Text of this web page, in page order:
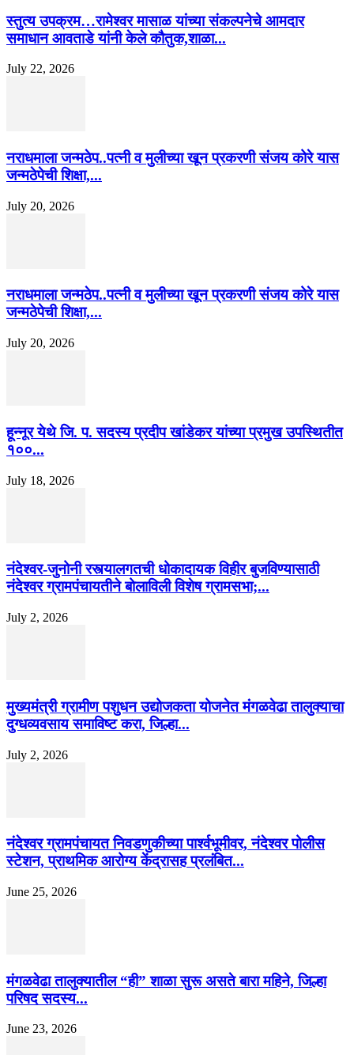
स्तुत्य उपक्रम…रामेश्वर मासाळ यांच्या संकल्पनेचे आमदार
समाधान आवताडे यांनी केले कौतुक,शाळा...
July 22, 2026
नराधमाला जन्मठेप..पत्नी व मुलीच्या खून प्रकरणी संजय कोरे यास
जन्मठेपेची शिक्षा,...
July 20, 2026
नराधमाला जन्मठेप..पत्नी व मुलीच्या खून प्रकरणी संजय कोरे यास
जन्मठेपेची शिक्षा,...
July 20, 2026
हून्नूर येथे जि. प. सदस्य प्रदीप खांडेकर यांच्या प्रमुख उपस्थितीत
१००...
July 18, 2026
नंदेश्वर-जुनोनी रस्त्यालगतची धोकादायक विहीर बुजविण्यासाठी
नंदेश्वर ग्रामपंचायतीने बोलाविली विशेष ग्रामसभा;...
July 2, 2026
मुख्यमंत्री ग्रामीण पशुधन उद्योजकता योजनेत मंगळवेढा तालुक्याचा
दुग्धव्यवसाय समाविष्ट करा, जिल्हा...
July 2, 2026
नंदेश्वर ग्रामपंचायत निवडणुकीच्या पार्श्वभूमीवर, नंदेश्वर पोलीस
स्टेशन, प्राथमिक आरोग्य केंद्रासह प्रलंबित...
June 25, 2026
मंगळवेढा तालुक्यातील “ही” शाळा सुरू असते बारा महिने, जिल्हा
परिषद सदस्य...
June 23, 2026